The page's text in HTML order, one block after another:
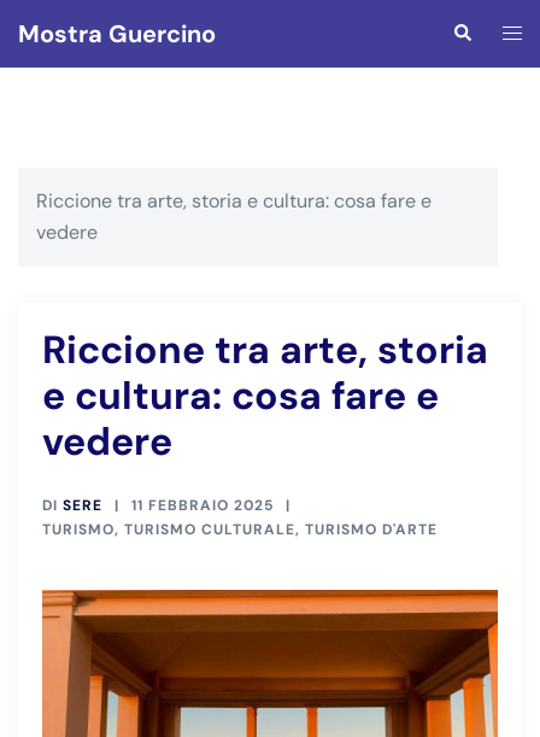
Mostra Guercino Cerca
Riccione tra arte, storia e cultura: cosa fare e
vedere
Riccione tra arte, storia
e cultura: cosa fare e
vedere
DI SERE
11 FEBBRAIO 2025
TURISMO, TURISMO CULTURALE, TURISMO D'ARTE